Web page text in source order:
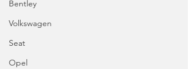
Bentley
Volkswagen
Seat
Opel